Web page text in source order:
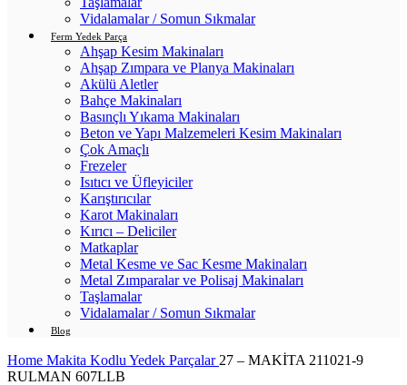
Vidalamalar / Somun Sıkmalar
Ferm Yedek Parça
Ahşap Kesim Makinaları
Ahşap Zımpara ve Planya Makinaları
Akülü Aletler
Bahçe Makinaları
Basınçlı Yıkama Makinaları
Beton ve Yapı Malzemeleri Kesim Makinaları
Çok Amaçlı
Frezeler
Isıtıcı ve Üfleyiciler
Karıştırıcılar
Karot Makinaları
Kırıcı – Deliciler
Matkaplar
Metal Kesme ve Sac Kesme Makinaları
Metal Zımparalar ve Polisaj Makinaları
Taşlamalar
Vidalamalar / Somun Sıkmalar
Blog
Home Makita Kodlu Yedek Parçalar 27 – MAKİTA 211021-9
RULMAN 607LLB